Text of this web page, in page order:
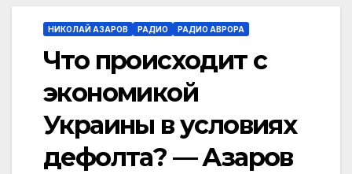
НИКОЛАЙ АЗАРОВ РАДИО РАДИО АВРОРА
Что происходит с
экономикой
Украины в условиях
дефолта? — Азаров